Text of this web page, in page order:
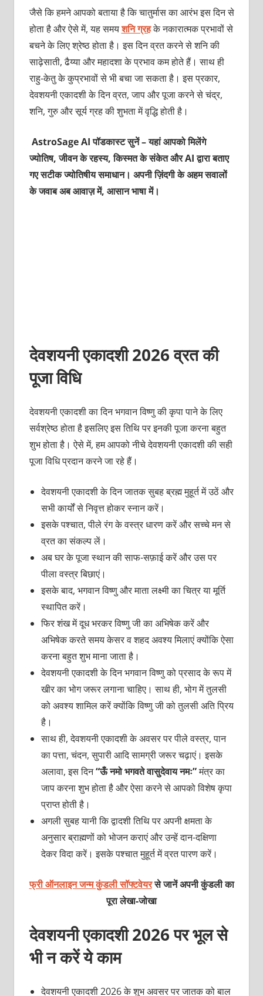
जैसे कि हमने आपको बताया है कि चातुर्मास का आरंभ इस दिन से
होता है और ऐसे में, यह समयशनि ग्रहके नकारात्मक प्रभावों से
बचने के लिए श्रेष्ठ होता है। इस दिन व्रत करने से शनि की
साढ़ेसाती, ढैय्या और महादशा के प्रभाव कम होते हैं। साथ ही
राहु-केतु के कुप्रभावों से भी बचा जा सकता है। इस प्रकार,
देवशयनी एकादशी के दिन व्रत, जाप और पूजा करने से चंद्र,
शनि, गुरु और सूर्य ग्रह की शुभता में वृद्धि होती है।
AstroSage AI पॉडकास्ट सुनें – यहां आपको मिलेंगे
ज्योतिष, जीवन के रहस्य, किस्मत के संकेत और AI द्वारा बताए
गए सटीक ज्योतिषीय समाधान। अपनी ज़िंदगी के अहम सवालों
के जवाब अब आवाज़ में, आसान भाषा में।
देवशयनी एकादशी 2026 व्रत की
पूजा विधि
देवशयनी एकादशी का दिन भगवान विष्णु की कृपा पाने के लिए
सर्वश्रेष्ठ होता है इसलिए इस तिथि पर इनकी पूजा करना बहुत
शुभ होता है। ऐसे में, हम आपको नीचे देवशयनी एकादशी की सही
पूजा विधि प्रदान करने जा रहे हैं।
देवशयनी एकादशी के दिन जातक सुबह ब्रह्म मुहूर्त में उठें और
सभी कार्यों से निवृत्त होकर स्नान करें।
इसके पश्चात, पीले रंग के वस्त्र धारण करें और सच्चे मन से
व्रत का संकल्प लें।
अब घर के पूजा स्थान की साफ-सफ़ाई करें और उस पर
पीला वस्त्र बिछाएं।
इसके बाद, भगवान विष्णु और माता लक्ष्मी का चित्र या मूर्ति
स्थापित करें।
फिर शंख में दूध भरकर विष्णु जी का अभिषेक करें और
अभिषेक करते समय केसर व शहद अवश्य मिलाएं क्योंकि ऐसा
करना बहुत शुभ माना जाता है।
देवशयनी एकादशी के दिन भगवान विष्णु को प्रसाद के रूप में
खीर का भोग जरूर लगाना चाहिए। साथ ही, भोग में तुलसी
को अवश्य शामिल करें क्योंकि विष्णु जी को तुलसी अति प्रिय
है।
साथ ही, देवशयनी एकादशी के अवसर पर पीले वस्त्र, पान
का पत्ता, चंदन, सुपारी आदि सामग्री जरूर चढ़ाएं। इसके
अलावा, इस दिन“ऊँ नमो भगवते वासुदेवाय नमः”मंत्र का
जाप करना शुभ होता है और ऐसा करने से आपको विशेष कृपा
प्राप्त होती है।
अगली सुबह यानी कि द्वादशी तिथि पर अपनी क्षमता के
अनुसार ब्राह्मणों को भोजन कराएं और उन्हें दान-दक्षिणा
देकर विदा करें। इसके पश्चात मुहूर्त में व्रत पारण करें।
फ्री ऑनलाइन जन्म कुंडली सॉफ्टवेयरसे जानें अपनी कुंडली का
पूरा लेखा-जोखा
देवशयनी एकादशी 2026 पर भूल से
भी न करें ये काम
देवशयनी एकादशी 2026 के शुभ अवसर पर जातक को बाल